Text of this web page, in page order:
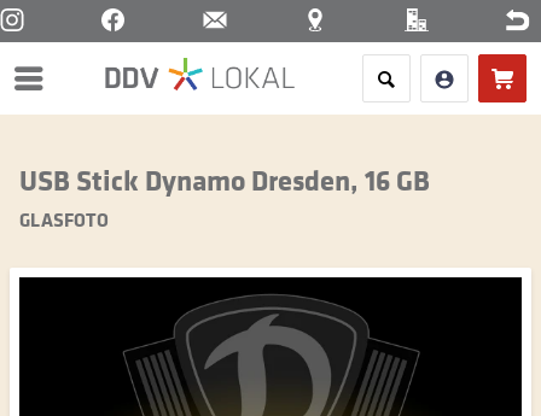
Menü
USB Stick Dynamo Dresden, 16 GB
GLASFOTO